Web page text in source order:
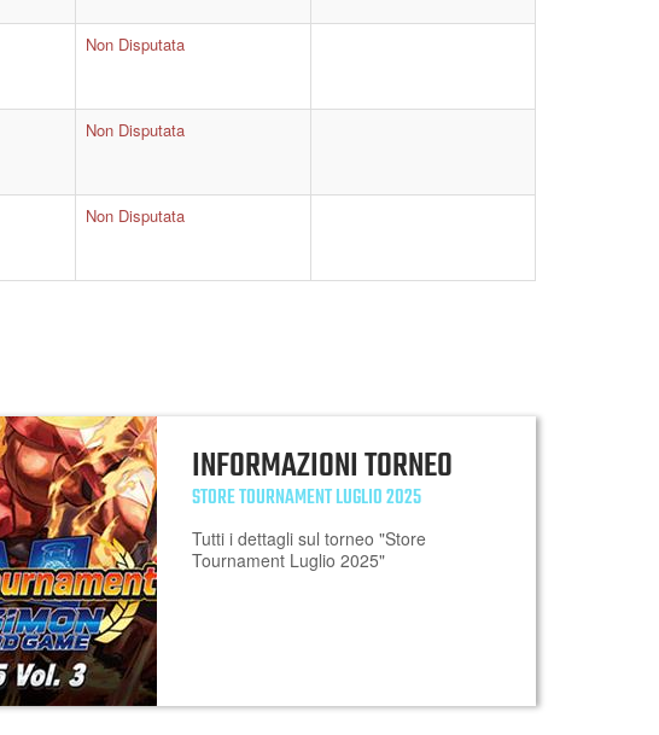
Non Disputata
Non Disputata
Non Disputata
INFORMAZIONI TORNEO
STORE TOURNAMENT LUGLIO 2025
Tutti i dettagli sul torneo "Store
Tournament Luglio 2025"